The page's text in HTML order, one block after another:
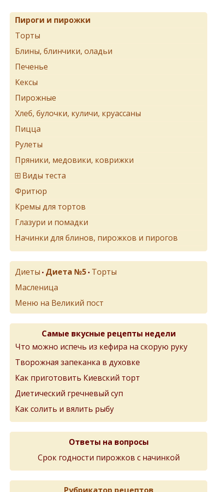
Пироги и пирожки
Торты
Блины, блинчики, оладьи
Печенье
Кексы
Пирожные
Хлеб, булочки, куличи, круассаны
Пицца
Рулеты
Пряники, медовики, коврижки
Виды теста
Фритюр
Кремы для тортов
Глазури и помадки
Начинки для блинов, пирожков и пирогов
Диеты • Диета №5 • Торты
Масленица
Меню на Великий пост
Самые вкусные рецепты недели
Что можно испечь из кефира на скорую руку
Творожная запеканка в духовке
Как приготовить Киевский торт
Диетический гречневый суп
Как солить и вялить рыбу
Ответы на вопросы
Срок годности пирожков с начинкой